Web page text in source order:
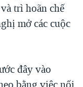
trì hoãn chế
mở các cuộc
đây vào